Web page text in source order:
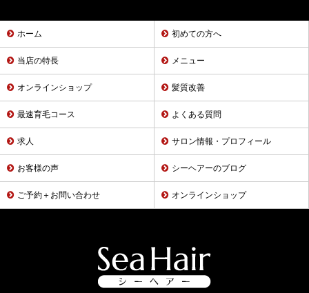
ホーム 初めての方へ
当店の特長 メニュー
オンラインショップ 髪質改善
最速育毛コース よくある質問
求人 サロン情報・プロフィール
お客様の声 シーヘアーのブログ
ご予約＋お問い合わせ オンラインショップ